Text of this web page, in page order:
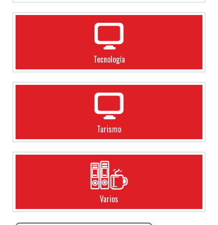
Tecnología
Turismo
Varios